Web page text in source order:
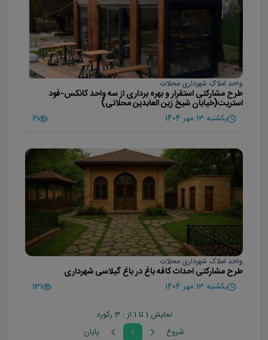
واحد املاک شهرداری محلات
طرح مشارکتی استقرار و بهره برداری از سه واحد کانکس-فود
استریت(خیابان شیخ زین العابدین محلاتی)
یکشنبه 13 مهر 1404 61
واحد املاک شهرداری محلات
طرح مشارکتی احداث کافه باغ در باغ گیلاسی شهرداری
یکشنبه 13 مهر 1404 131
نمایش 1 تا 1 از : 3 رکورد
شروع
۱ پايان